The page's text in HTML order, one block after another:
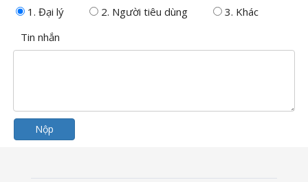
1. Đại lý
2. Người tiêu dùng
3. Khác
Tin nhắn
Nộp